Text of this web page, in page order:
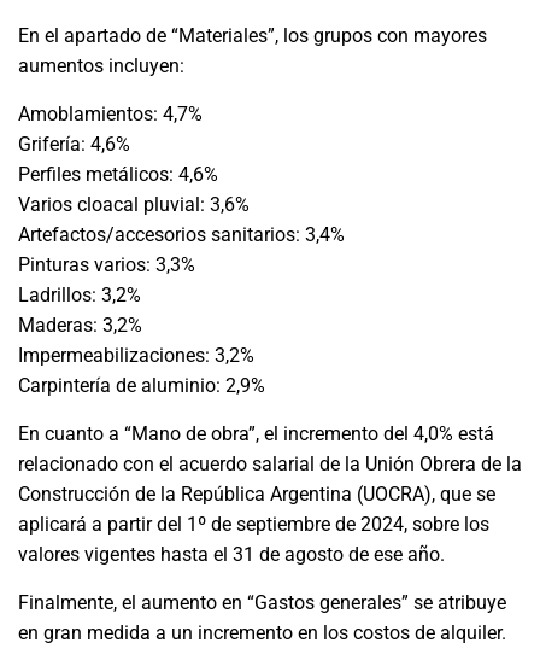
En el apartado de “Materiales”, los grupos con mayores
aumentos incluyen:
Amoblamientos: 4,7%
Grifería: 4,6%
Perfiles metálicos: 4,6%
Varios cloacal pluvial: 3,6%
Artefactos/accesorios sanitarios: 3,4%
Pinturas varios: 3,3%
Ladrillos: 3,2%
Maderas: 3,2%
Impermeabilizaciones: 3,2%
Carpintería de aluminio: 2,9%
En cuanto a “Mano de obra”, el incremento del 4,0% está
relacionado con el acuerdo salarial de la Unión Obrera de la
Construcción de la República Argentina (UOCRA), que se
aplicará a partir del 1º de septiembre de 2024, sobre los
valores vigentes hasta el 31 de agosto de ese año.
Finalmente, el aumento en “Gastos generales” se atribuye
en gran medida a un incremento en los costos de alquiler.